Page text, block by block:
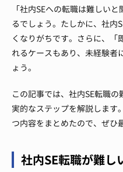
「社内SEへの転職は難しい
るでしょう。たしかに、社内
くなりがちです。さらに、「
れるケースもあり、未経験者
ょう。
この記事では、社内SE転職
実的なステップを解説します
つ内容をまとめたので、ぜひ
社内SE転職が難し